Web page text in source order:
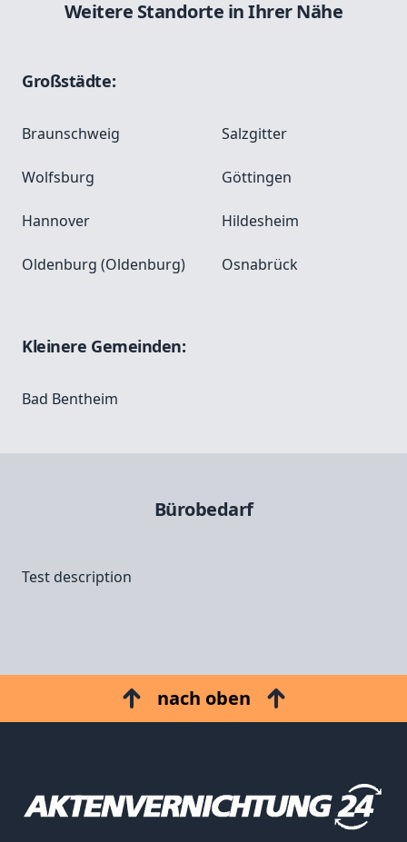
Weitere Standorte in Ihrer Nähe
Großstädte:
Braunschweig Salzgitter
Wolfsburg Göttingen
Hannover Hildesheim
Oldenburg (Oldenburg) Osnabrück
Kleinere Gemeinden:
Bad Bentheim
Bürobedarf
Test description
nach oben